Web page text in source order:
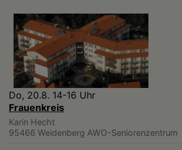
Do, 20.8. 14-16 Uhr
Frauenkreis
Karin Hecht
95466 Weidenberg AWO-Seniorenzentrum